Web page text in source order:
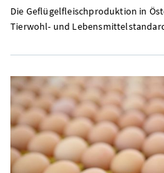
Die Geflügelfleischproduktion in
Tierwohl- und